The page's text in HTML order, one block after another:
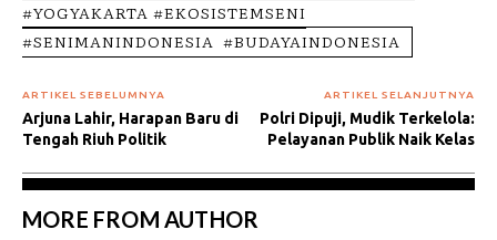
#YOGYAKARTA #EKOSISTEMSENI
#SENIMANINDONESIA #BUDAYAINDONESIA
ARTIKEL SEBELUMNYA
Arjuna Lahir, Harapan Baru di
Tengah Riuh Politik
ARTIKEL SELANJUTNYA
Polri Dipuji, Mudik Terkelola:
Pelayanan Publik Naik Kelas
MORE FROM AUTHOR